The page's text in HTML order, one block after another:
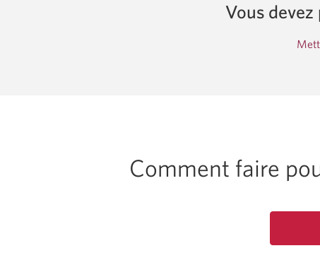
Vous devez
Comment faire